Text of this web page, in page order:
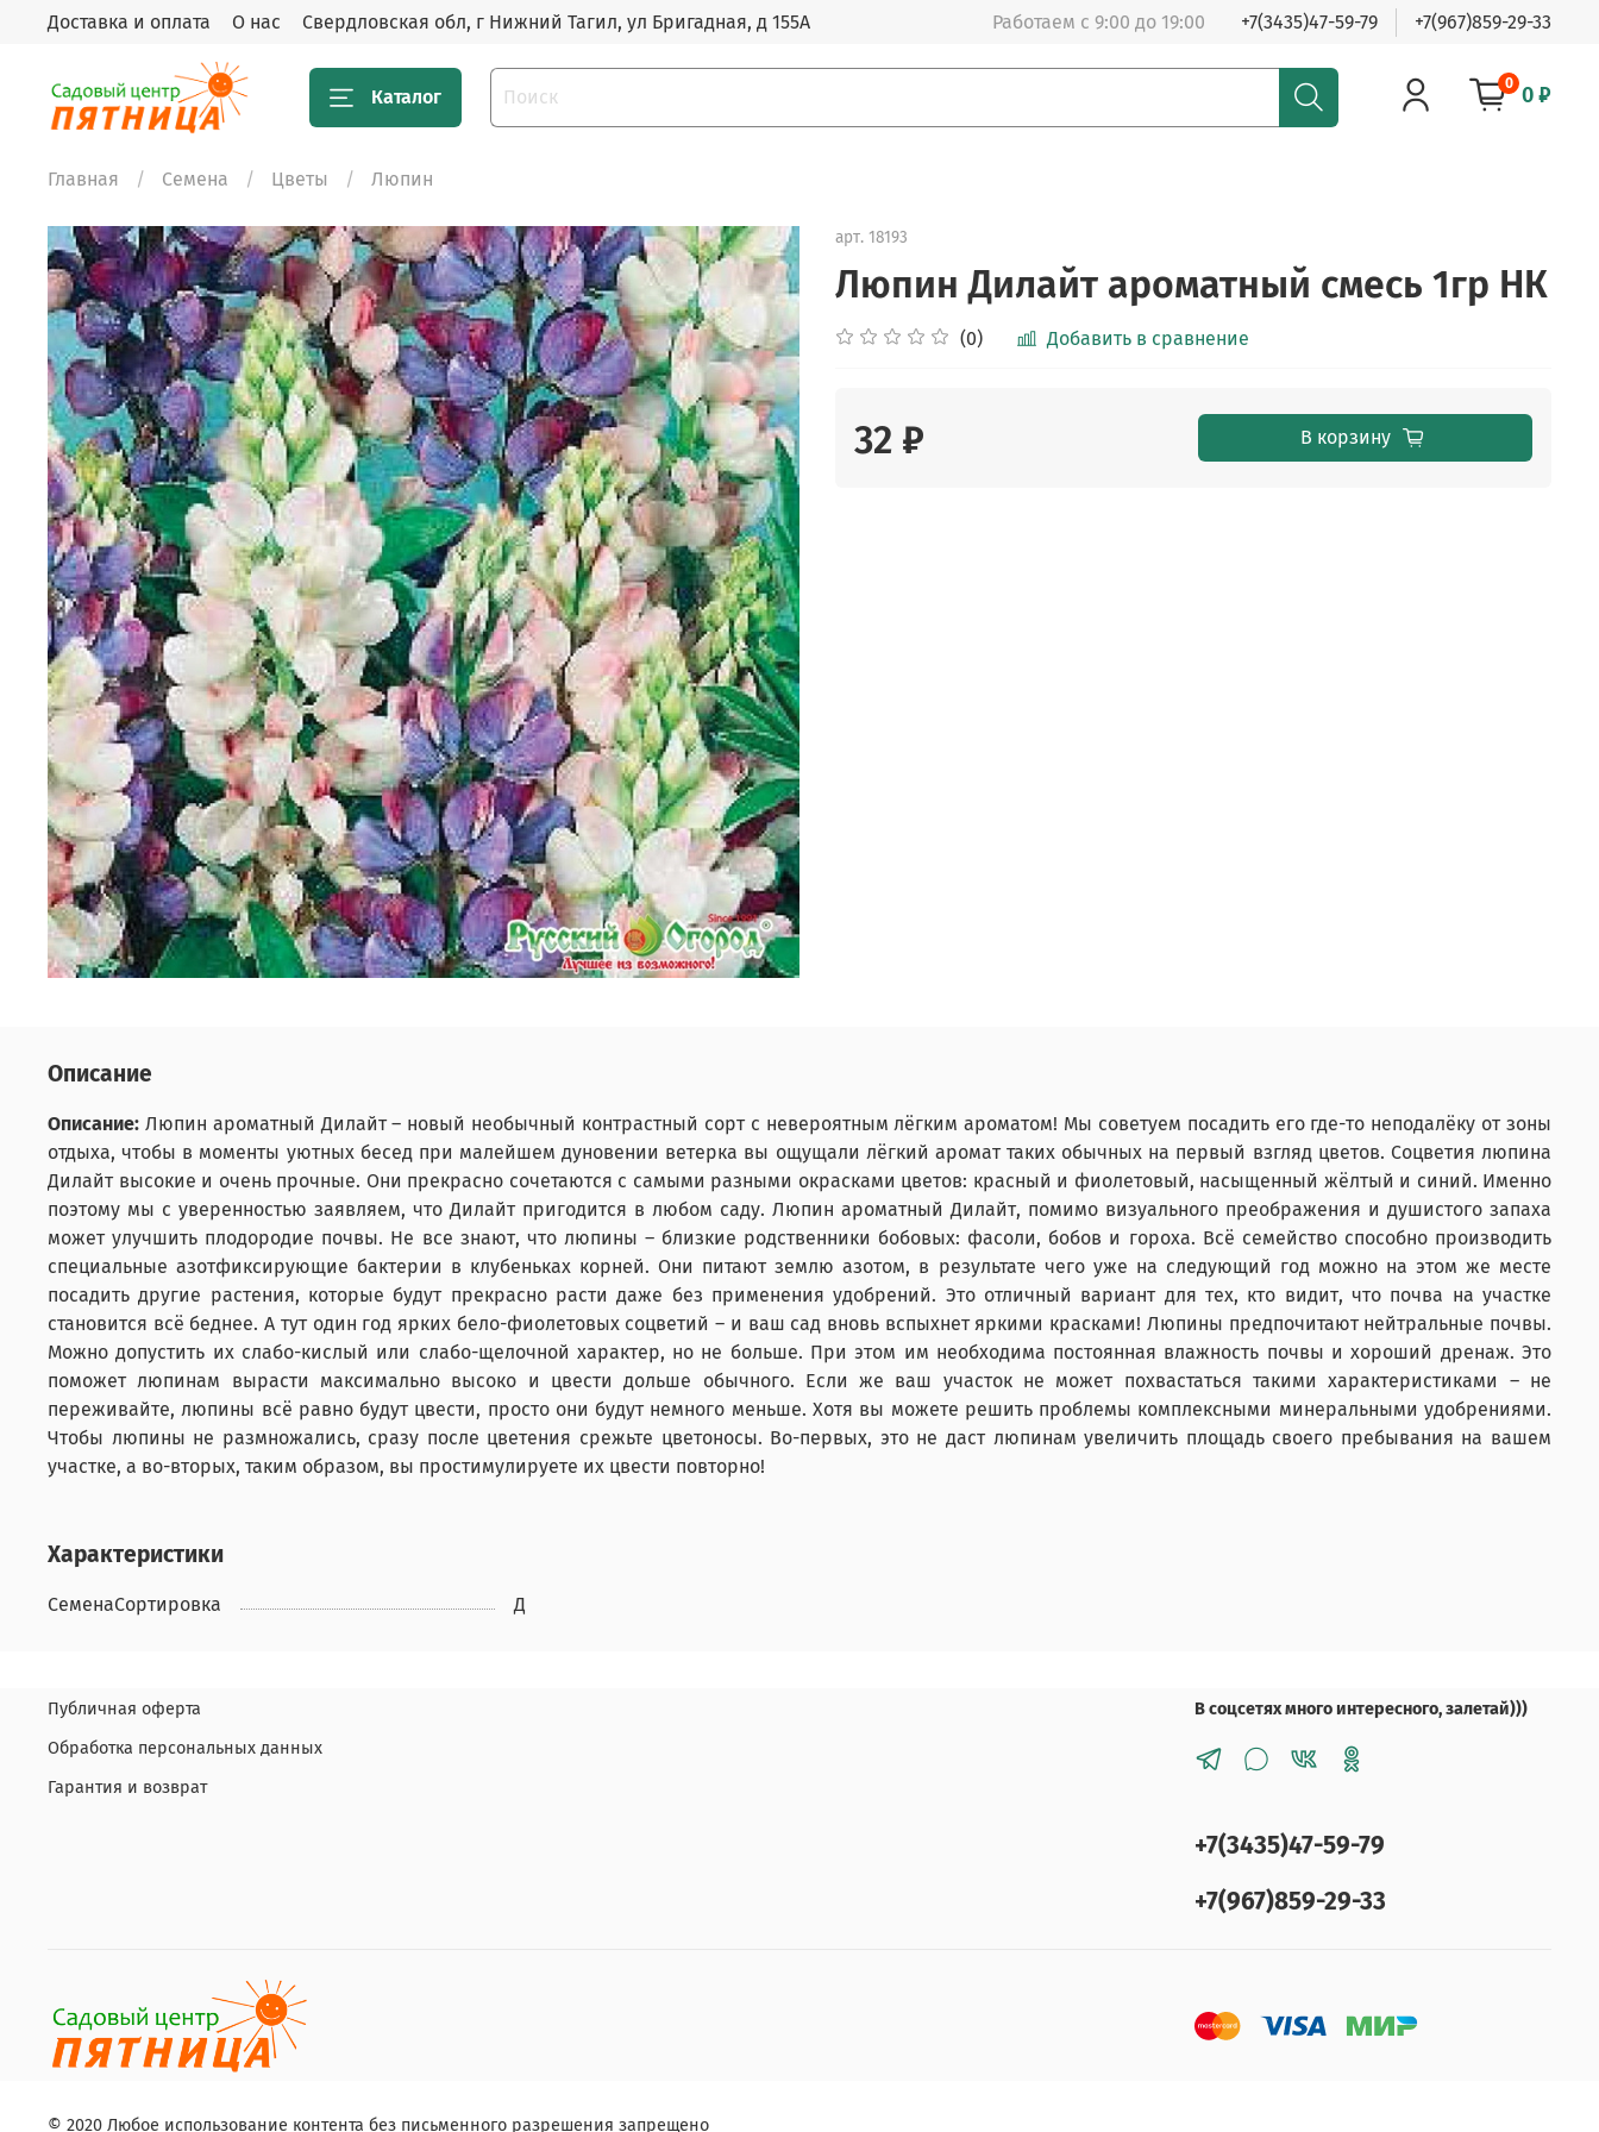
Доставка и оплата О нас Свердловская обл, г Нижний Тагил, ул Бригадная, д 155А Работаем с 9:00 до 19:00 +7(3435)47-59-79 +7(967)859-29-33
Каталог
0 0 ₽
Главная Семена Цветы Люпин
арт. 18193
Люпин Дилайт ароматный смесь 1гр НК
(0) Добавить в сравнение
32 ₽ В корзину
Описание
Описание: Люпин ароматный Дилайт – новый необычный контрастный сорт с невероятным лёгким ароматом! Мы советуем посадить его где-то неподалёку от зоны
отдыха, чтобы в моменты уютных бесед при малейшем дуновении ветерка вы ощущали лёгкий аромат таких обычных на первый взгляд цветов. Соцветия люпина
Дилайт высокие и очень прочные. Они прекрасно сочетаются с самыми разными окрасками цветов: красный и фиолетовый, насыщенный жёлтый и синий. Именно
поэтому мы с уверенностью заявляем, что Дилайт пригодится в любом саду. Люпин ароматный Дилайт, помимо визуального преображения и душистого запаха
может улучшить плодородие почвы. Не все знают, что люпины – близкие родственники бобовых: фасоли, бобов и гороха. Всё семейство способно производить
специальные азотфиксирующие бактерии в клубеньках корней. Они питают землю азотом, в результате чего уже на следующий год можно на этом же месте
посадить другие растения, которые будут прекрасно расти даже без применения удобрений. Это отличный вариант для тех, кто видит, что почва на участке
становится всё беднее. А тут один год ярких бело-фиолетовых соцветий – и ваш сад вновь вспыхнет яркими красками! Люпины предпочитают нейтральные почвы.
Можно допустить их слабо-кислый или слабо-щелочной характер, но не больше. При этом им необходима постоянная влажность почвы и хороший дренаж. Это
поможет люпинам вырасти максимально высоко и цвести дольше обычного. Если же ваш участок не может похвастаться такими характеристиками – не
переживайте, люпины всё равно будут цвести, просто они будут немного меньше. Хотя вы можете решить проблемы комплексными минеральными удобрениями.
Чтобы люпины не размножались, сразу после цветения срежьте цветоносы. Во-первых, это не даст люпинам увеличить площадь своего пребывания на вашем
участке, а во-вторых, таким образом, вы простимулируете их цвести повторно!
Характеристики
СеменаСортировка Д
Публичная оферта
Обработка персональных данных
Гарантия и возврат
В соцсетях много интересного, залетай)))
+7(3435)47-59-79
+7(967)859-29-33
© 2020 Любое использование контента без письменного разрешения запрещено